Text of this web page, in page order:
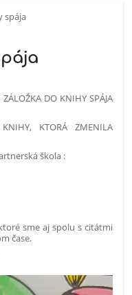
DO KNIHY SPÁJA
KTORÁ ZMENILA
škola :
sme aj spolu s citátmi
čase.